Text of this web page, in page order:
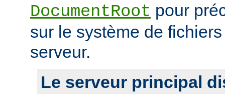
DocumentRoot pour
sur le système de
serveur.
Le serveur principal